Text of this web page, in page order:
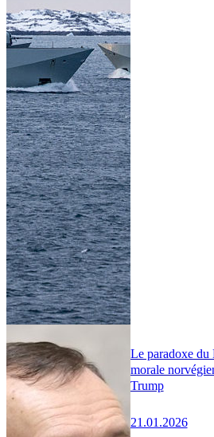
Le paradoxe du
morale
Trump
21.01.2026